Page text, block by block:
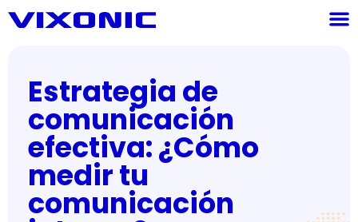
Estrategia de
comunicación
efectiva: ¿Cómo
medir tu
comunicación